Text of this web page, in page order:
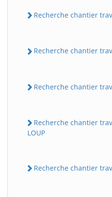
Recherche chantier
Recherche chantier
Recherche chantier
Recherche chantier
LOUP
Recherche chantier